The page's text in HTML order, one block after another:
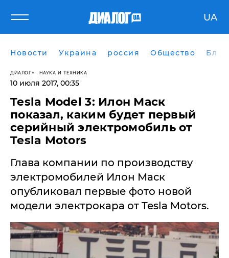
UA
Новости Украина россия Общество
ДИАЛОГ НАУКА И ТЕХНИКА
10 июля 2017, 00:35
Tesla Model 3: Илон Маск
показал, каким будет первый
серийный электромобиль от
Tesla Motors
Глава компании по производству
электромобилей Илон Маск
опубликовал первые фото новой
модели электрокара от Tesla Motors.